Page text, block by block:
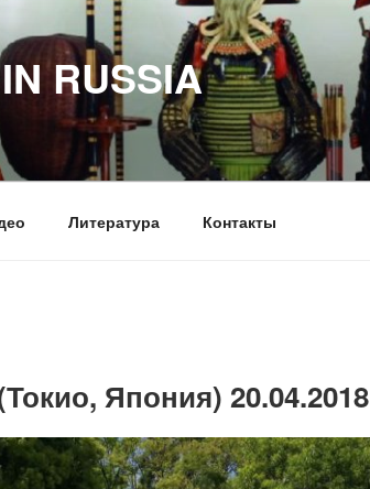
RUSSIA
Литература Контакты
Япония) 20.04.2018